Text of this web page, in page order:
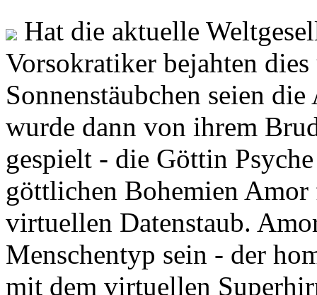
Hat die aktuelle
Vorsokratiker bejahten
Sonnenstäubchen seien
wurde dann von ihrem
gespielt - die Göttin
göttlichen Bohemien
virtuellen Datenstaub.
Menschentyp sein - der
mit dem virtuellen